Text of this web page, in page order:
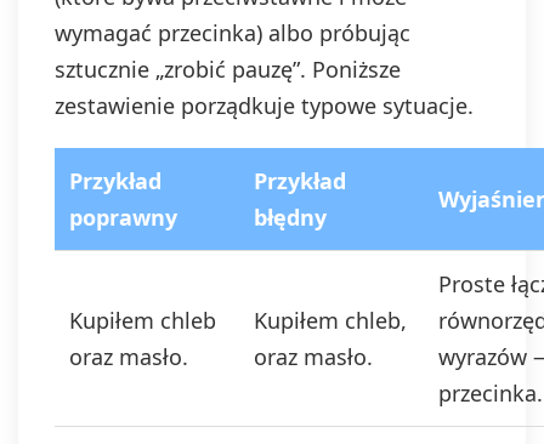
wymagać przecinka) albo próbując
sztucznie „zrobić pauzę”. Poniższe
zestawienie porządkuje typowe sytuacje.
Przykład
poprawny
Przykład
błędny
Kupiłem chleb
oraz masło.
Kupiłem chleb,
oraz masło.
Proste
wyrazów
przecinka.